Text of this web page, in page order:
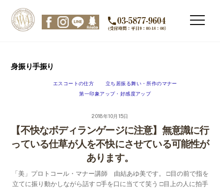
content
Menu
身振り手振り
エスコートの仕方
立ち居振る舞い・所作のマナー
第一印象アップ・好感度アップ
2018年10月15日
【不快なボディランゲージに注意】無意識に行
っている仕草が人を不快にさせている可能性が
あります。
「美」プロトコール・マナー講師 由結あゆ美です。 □目の前で指を
立てに振り動かしながら話す □手を口に当てて笑う □目上の人に拍手